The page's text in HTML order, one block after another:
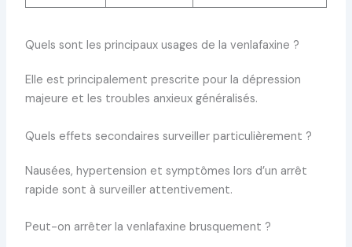
Quels sont les principaux usages de la venlafaxine ?
Elle est principalement prescrite pour la dépression
majeure et les troubles anxieux généralisés.
Quels effets secondaires surveiller particulièrement ?
Nausées, hypertension et symptômes lors d’un arrêt
rapide sont à surveiller attentivement.
Peut-on arrêter la venlafaxine brusquement ?